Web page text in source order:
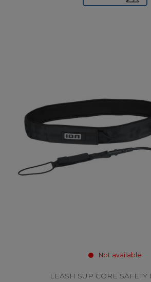
Not available
LEASH SUP CORE